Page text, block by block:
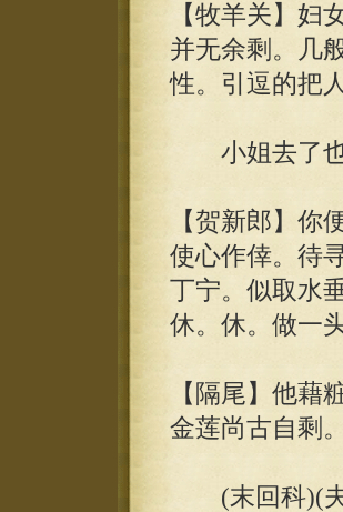
【牧羊关】妇
并无余剩。几
性。引逗的把
小姐去了也
【贺新郎】你
使心作倖。待
丁宁。似取水
休。休。做一
【隔尾】他藉
金莲尚古自剩
(末回科)(夫